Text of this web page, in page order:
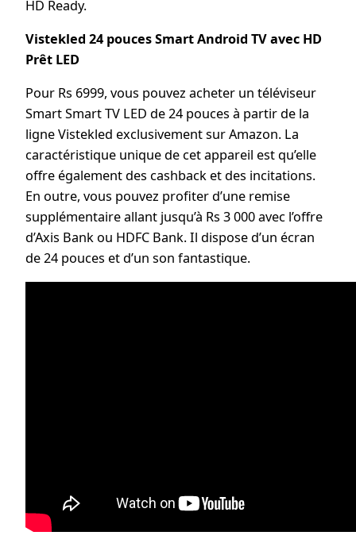
HD Ready.
Vistekled 24 pouces Smart Android TV avec HD
Prêt LED
Pour Rs 6999, vous pouvez acheter un téléviseur
Smart Smart TV LED de 24 pouces à partir de la
ligne Vistekled exclusivement sur Amazon. La
caractéristique unique de cet appareil est qu’elle
offre également des cashback et des incitations.
En outre, vous pouvez profiter d’une remise
supplémentaire allant jusqu’à Rs 3 000 avec l’offre
d’Axis Bank ou HDFC Bank. Il dispose d’un écran
de 24 pouces et d’un son fantastique.